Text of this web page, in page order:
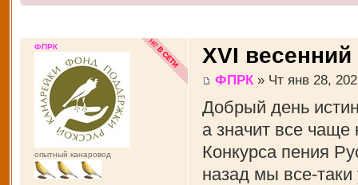
XVI
ФПРК » Чт янв 28,
Добрый день
а значит все
Конкурса пения
назад мы все-таки
ФПРК
опытный канаровод